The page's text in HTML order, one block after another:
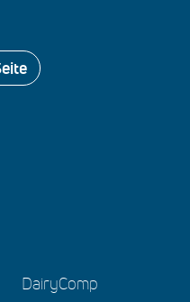
DairyComp